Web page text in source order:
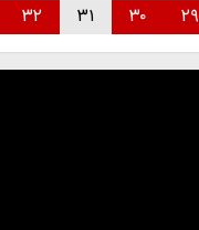
۲۹ ۳۰ ۳۱ ۳۲